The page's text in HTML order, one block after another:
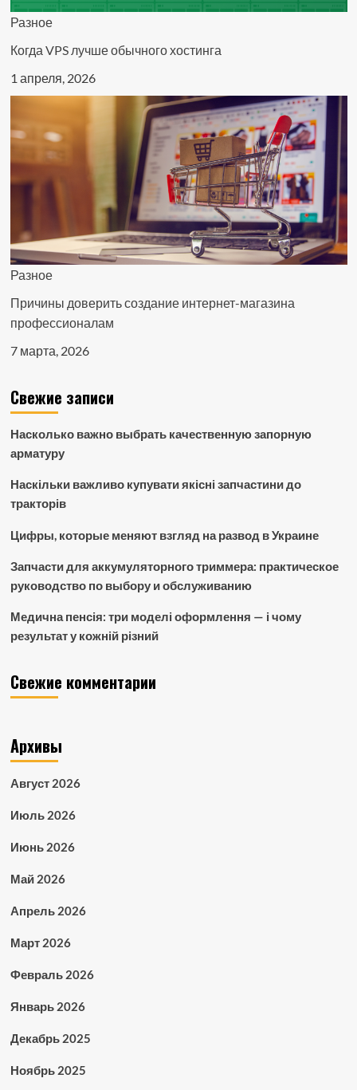
Разное
Когда VPS лучше обычного хостинга
1 апреля, 2026
Разное
Причины доверить создание интернет-магазина
профессионалам
7 марта, 2026
Свежие записи
Насколько важно выбрать качественную запорную
арматуру
Наскільки важливо купувати якісні запчастини до
тракторів
Цифры, которые меняют взгляд на развод в Украине
Запчасти для аккумуляторного триммера: практическое
руководство по выбору и обслуживанию
Медична пенсія: три моделі оформлення — і чому
результат у кожній різний
Свежие комментарии
Архивы
Август 2026
Июль 2026
Июнь 2026
Май 2026
Апрель 2026
Март 2026
Февраль 2026
Январь 2026
Декабрь 2025
Ноябрь 2025